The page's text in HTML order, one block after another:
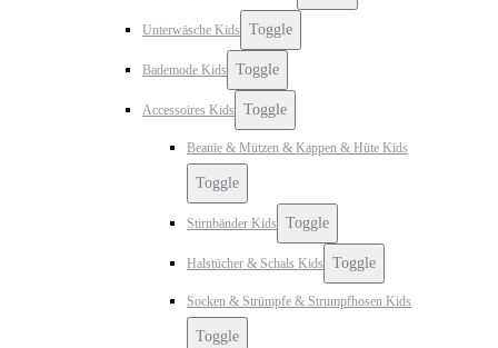
Unterwäsche Kids Toggle
Bademode Kids Toggle
Accessoires Kids Toggle
Beanie & Mützen & Kappen & Hüte Kids
Toggle
Stirnbänder Kids Toggle
Halstücher & Schals Kids Toggle
Socken & Strümpfe & Strumpfhosen Kids
Toggle